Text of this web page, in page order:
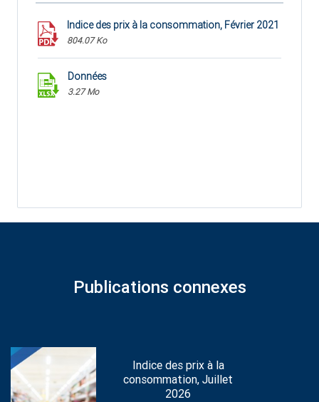
Indice des prix à la consommation, Février 2021
804.07 Ko
Données
3.27 Mo
Publications connexes
Indice des prix à la
consommation, Juillet
2026